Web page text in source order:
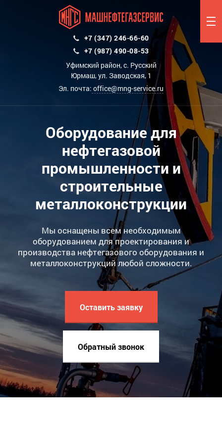
+7 (347) 246-66-60
+7 (987) 490-08-53
Уфимский район, с. Русский
Юрмаш, ул. Заводская, 1
Эл. почта: office@mng-service.ru
Оборудование для
нефтегазовой
промышленности и
строительные
металлоконструкции
Мы оснащены всем необходимым
оборудованием для проектирования и
производства нефтегазового оборудования и
металлоконструкций любой сложности.
Оставить заявку
Обратный звонок